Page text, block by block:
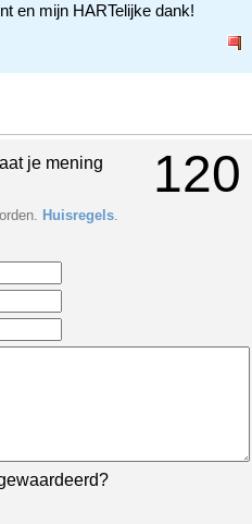
en mijn HARTelijke dank!
120
je mening
Huisregels